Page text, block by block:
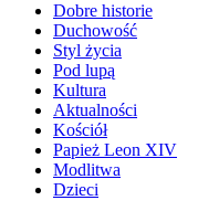
Dobre historie
Duchowość
Styl życia
Pod lupą
Kultura
Aktualności
Kościół
Papież Leon XIV
Modlitwa
Dzieci